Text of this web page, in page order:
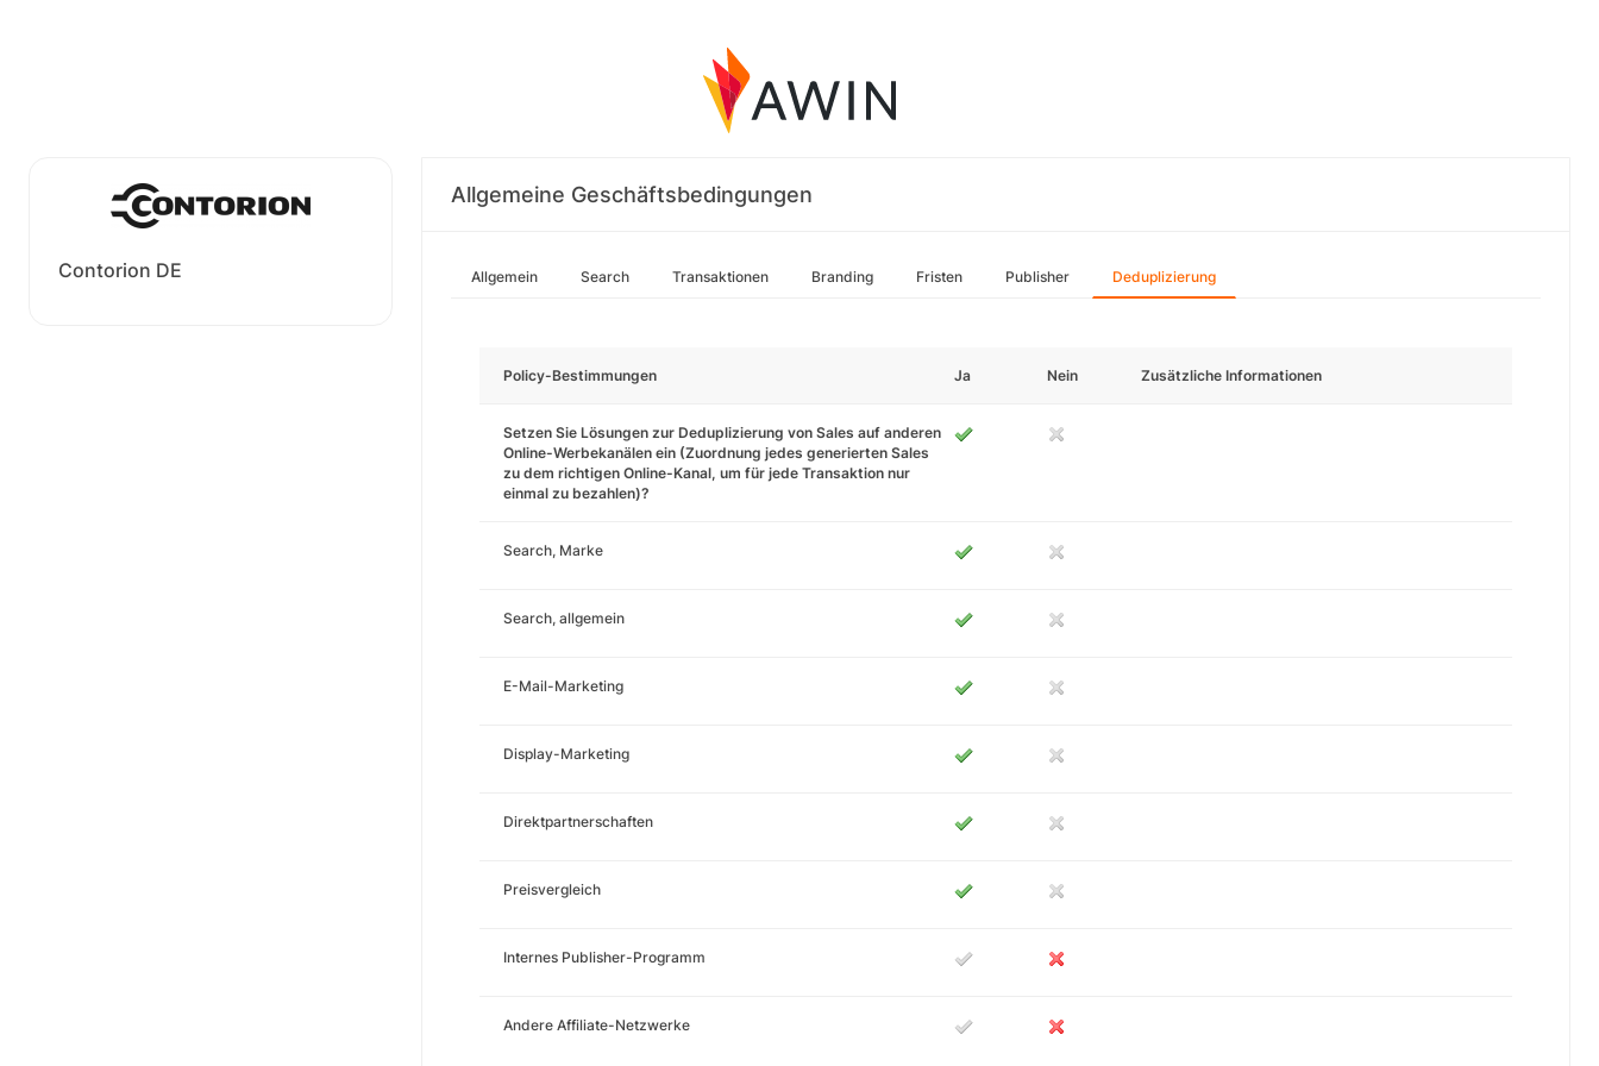
Contorion DE
Allgemeine Geschäftsbedingungen
Allgemein Search Transaktionen Branding Fristen Publisher Deduplizierung
Policy-Bestimmungen Ja Nein Zusätzliche Informationen
Setzen Sie Lösungen zur Deduplizierung von Sales auf anderen
Online-Werbekanälen ein (Zuordnung jedes generierten Sales
zu dem richtigen Online-Kanal, um für jede Transaktion nur
einmal zu bezahlen)?
Search, Marke
Search, allgemein
E-Mail-Marketing
Display-Marketing
Direktpartnerschaften
Preisvergleich
Internes Publisher-Programm
Andere Affiliate-Netzwerke